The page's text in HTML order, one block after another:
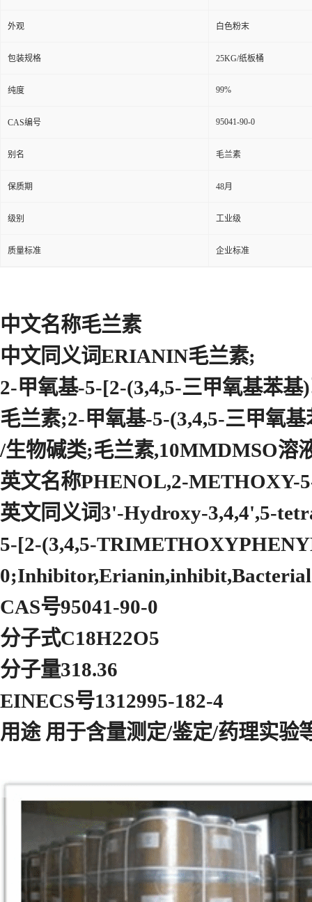
外观 白色粉末
包装规格 25KG/纸板桶
纯度 99%
CAS编号 95041-90-0
别名 毛兰素
保质期 48月
级别 工业级
质量标准 企业标准
中文名称毛兰素
中文同义词ERIANIN毛兰素;
2-甲氧基-5-[2-(3,4,5-三甲氧基苯
毛兰素;2-甲氧基-5-(3,4,5-三甲氧
/生物碱类;毛兰素,10MMDMSO溶
英文名称PHENOL,2-
英文同义词3'-Hydroxy-3,4,4',5-
5-[2-(3,4,5-
CAS号95041-90-0
分子式C18H22O5
分子量318.36
EINECS号1312995-182-4
用途 用于含量测定/鉴定/药理实验